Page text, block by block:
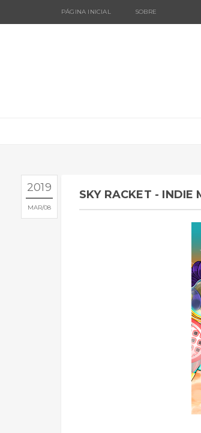
PÁGINA INICIAL SOBRE
2019
MAR 08
SKY RACKET - INDIE